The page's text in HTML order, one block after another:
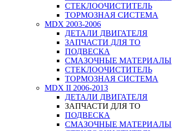
СТЕКЛООЧИСТИТЕЛЬ
ТОРМОЗНАЯ СИСТЕМА
MDX 2003-2006
ДЕТАЛИ ДВИГАТЕЛЯ
ЗАПЧАСТИ ДЛЯ ТО
ПОДВЕСКА
СМАЗОЧНЫЕ МАТЕРИАЛЫ
СТЕКЛООЧИСТИТЕЛЬ
ТОРМОЗНАЯ СИСТЕМА
MDX II 2006-2013
ДЕТАЛИ ДВИГАТЕЛЯ
ЗАПЧАСТИ ДЛЯ ТО
ПОДВЕСКА
СМАЗОЧНЫЕ МАТЕРИАЛЫ